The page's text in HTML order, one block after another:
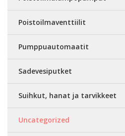
Poistoilmaventtiilit
Pumppuautomaatit
Sadevesiputket
Suihkut, hanat ja tarvikkeet
Uncategorized